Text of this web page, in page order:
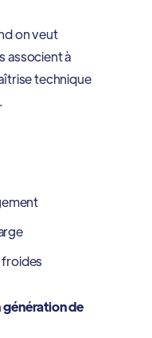
on veut
associent à
technique
froides
génération de